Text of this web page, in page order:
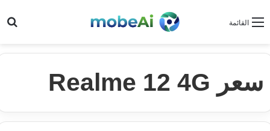
القائمة
سعر Realme 12 4G